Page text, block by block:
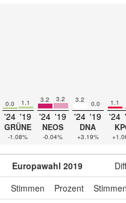
0.0 1.1
'24 '19
GRÜNE
-1.08%
3.2 3.2
'24 '19
NEOS
-0.04%
3.2 0.0
'24 '19
DNA
+3.19%
1.1
'24
Europawahl 2019
Stimmen Prozent